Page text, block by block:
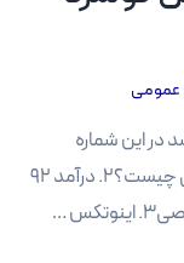
عمومی
در این شماره
خواهید خواند:1. سرمایه‌گذاری خطرپذیر شرکتی چیست؟2. درآمد 92
…